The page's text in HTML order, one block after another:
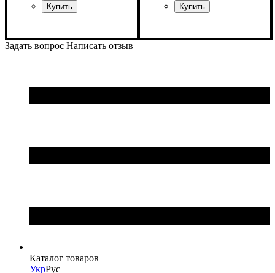
Задать вопрос Написать отзыв
Каталог товаров
УкрРус